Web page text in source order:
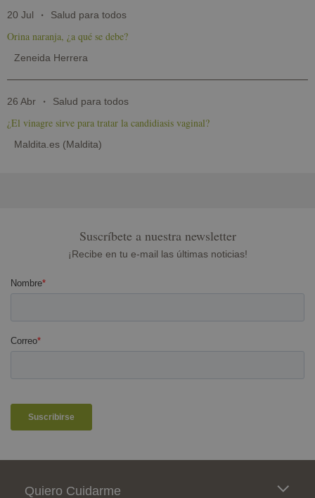
20 Jul Salud para todos
Orina naranja, ¿a qué se debe?
Zeneida Herrera
26 Abr Salud para todos
¿El vinagre sirve para tratar la candidiasis vaginal?
Maldita.es (Maldita)
Suscríbete a nuestra newsletter
¡Recibe en tu e-mail las últimas noticias!
Pie de página
Quiero Cuidarme